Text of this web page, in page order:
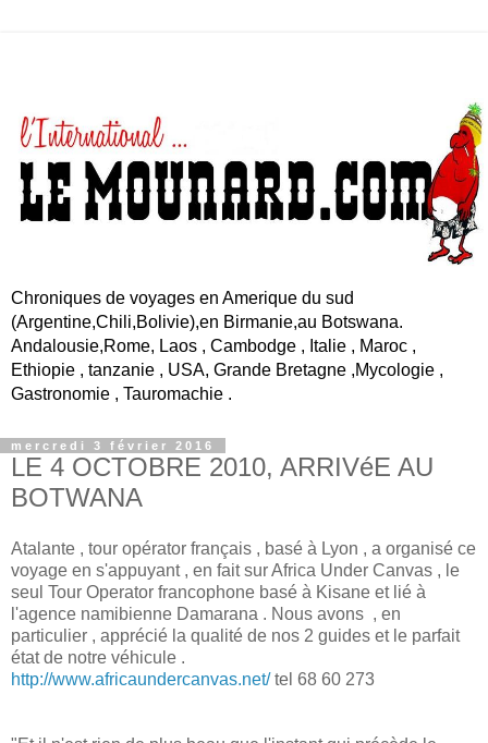
Chroniques de voyages en Amerique du sud
(Argentine,Chili,Bolivie),en Birmanie,au Botswana.
Andalousie,Rome, Laos , Cambodge , Italie , Maroc ,
Ethiopie , tanzanie , USA, Grande Bretagne ,Mycologie ,
Gastronomie , Tauromachie .
mercredi 3 février 2016
LE 4 OCTOBRE 2010, ARRIVéE AU
BOTWANA
Atalante , tour opérator français , basé à Lyon , a organisé ce
voyage en s'appuyant , en fait sur Africa Under Canvas , le
seul Tour Operator francophone basé à Kisane et lié à
l'agence namibienne Damarana . Nous avons , en
particulier , apprécié la qualité de nos 2 guides et le parfait
état de notre véhicule .
http://www.africaundercanvas.net/tel 68 60 273